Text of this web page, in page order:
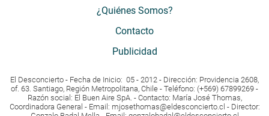
¿Quiénes Somos?
Contacto
Publicidad
El Desconcierto - Fecha de Inicio: 05 - 2012 - Dirección: Providencia 2608,
of. 63. Santiago, Región Metropolitana, Chile - Teléfono: (+569) 67899269 -
Razón social: El Buen Aire SpA. - Contacto: María José Thomas,
Coordinadora General - Email: mjosethomas@eldesconcierto.cl - Director: